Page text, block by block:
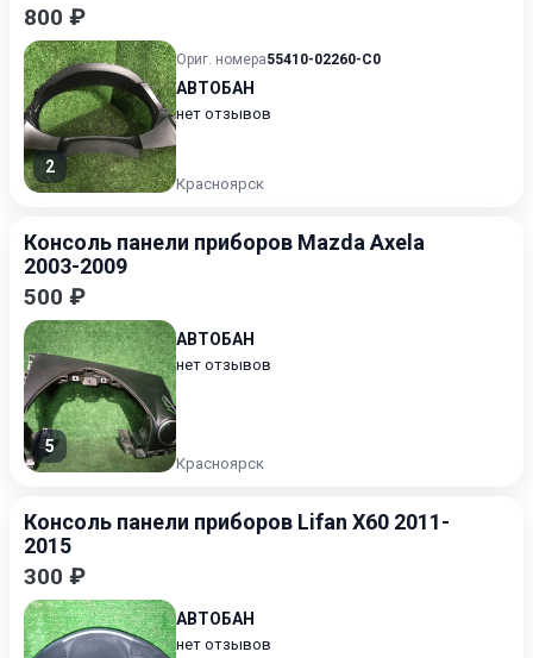
800 ₽
2
Ориг. номера55410-02260-C0
АВТОБАН
нет отзывов
Красноярск
Консоль панели приборов Mazda Axela
2003-2009
500 ₽
5
АВТОБАН
нет отзывов
Красноярск
Консоль панели приборов Lifan X60 2011-
2015
300 ₽
АВТОБАН
нет отзывов